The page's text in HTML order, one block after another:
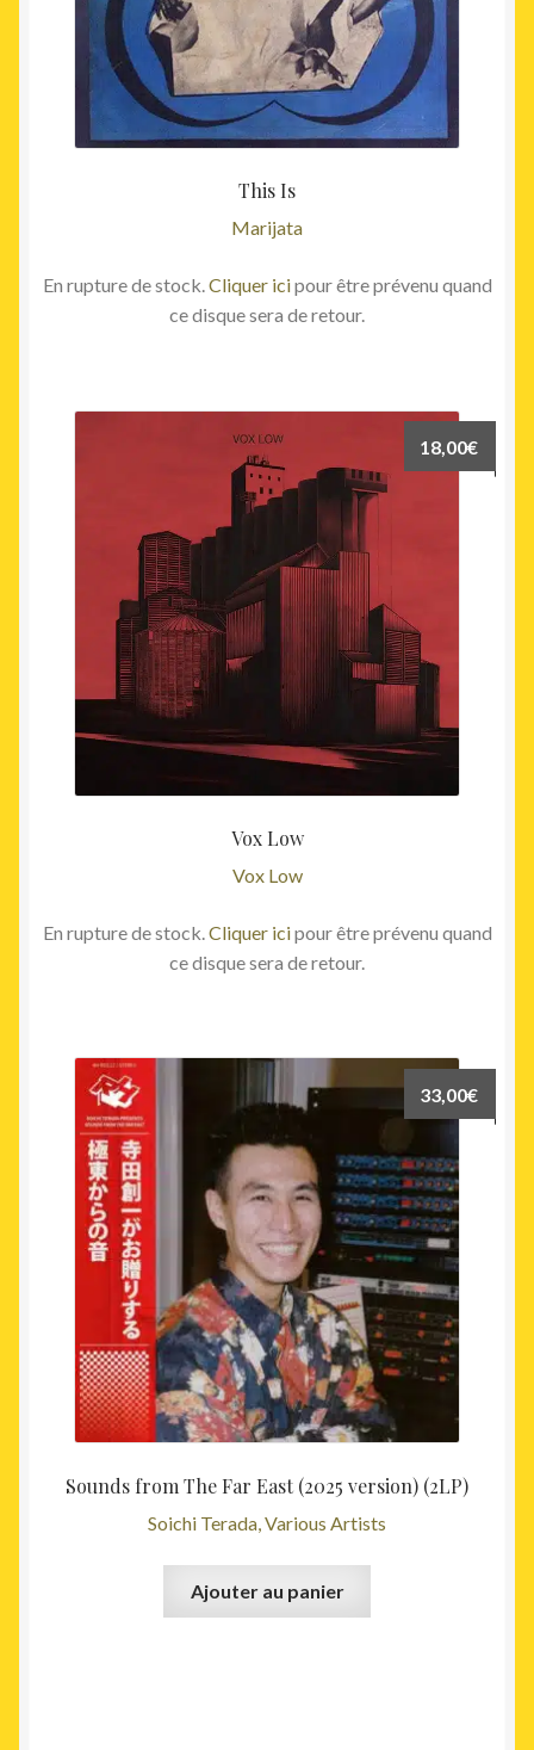
This Is
Marijata
En rupture de stock. Cliquer icipour être prévenu quand
ce disque sera de retour.
Vox Low
Vox Low
18,00€
En rupture de stock. Cliquer icipour être prévenu quand
ce disque sera de retour.
Sounds from The Far East (2025 version) (2LP)
Soichi Terada, Various Artists
33,00€
Ajouter au panier